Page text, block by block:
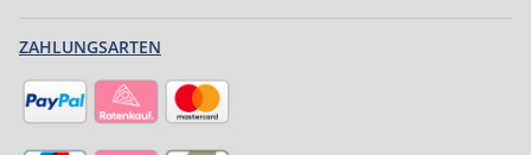
ZAHLUNGSARTEN